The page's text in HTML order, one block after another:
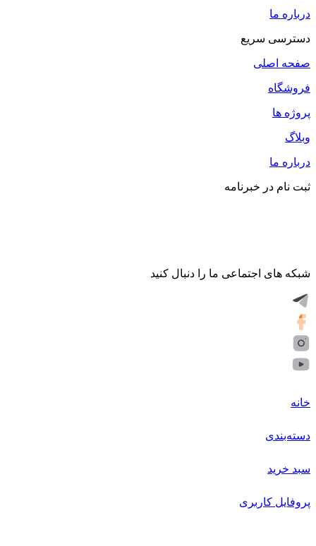
درباره ما
دسترسی سریع
صفحه اصلی
فروشگاه
پروژه ها
وبلاگ
درباره ما
ثبت نام در خبرنامه
شبکه های اجتماعی ما را دنبال کنید
خانه
دسته‌بندی
سبد خرید
پروفایل کاربری